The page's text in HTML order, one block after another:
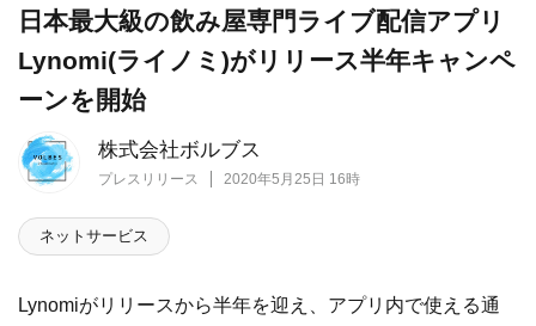
株式会社ボルブス
プレスリリース 2020年5月25日 16時
日本最大級の飲み屋専門ライブ配信アプリ
Lynomi(ライノミ)がリリース半年キャンペ
ーンを開始
ネットサービス
Lynomiがリリースから半年を迎え、アプリ内で使える通